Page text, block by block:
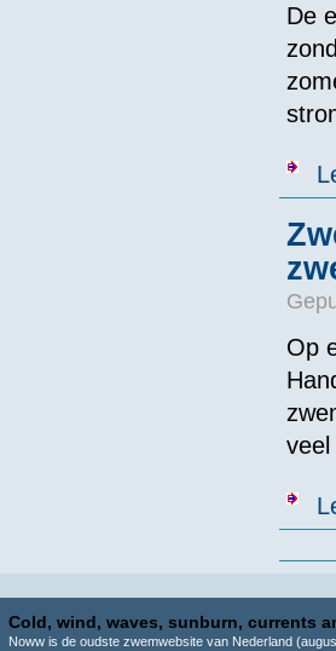
De
Op
veel
Cold, wind, waves, sunburn, currents
Noww is de oudste zwemwebsite van Nederland